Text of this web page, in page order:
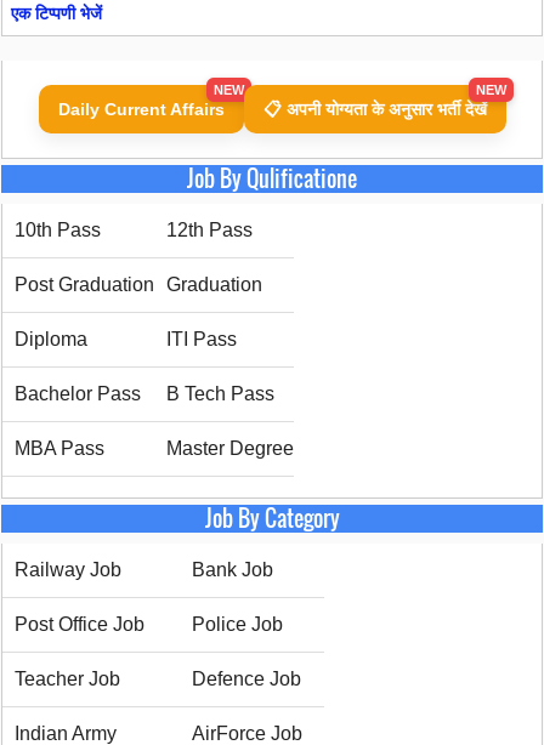
एक टिप्पणी भेजें
Daily Current Affairs
NEW
📋 अपनी योग्यता के अनुसार भर्ती देखें
NEW
Job By Qulificatione
10th Pass 12th Pass
Post Graduation Graduation
Diploma ITI Pass
Bachelor Pass B Tech Pass
MBA Pass Master Degree
Job By Category
Railway Job Bank Job
Post Office Job Police Job
Teacher Job Defence Job
Indian Army AirForce Job